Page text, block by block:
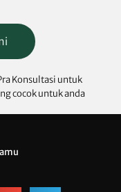
Konsultasi untuk
cocok untuk anda